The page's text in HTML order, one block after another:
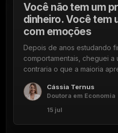
Você não tem um
dinheiro. Você tem
com emoções
Depois de anos estudando
comportamentais, cheguei a
contraria o que a maioria
sustentável não é falta de
planilhas. É falta de
Cássia Ternus
Doutora em Economia
15 jul